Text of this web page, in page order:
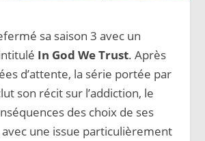
sa saison 3 avec un
In God We Trust. Après
d’attente, la série portée par
son récit sur l’addiction, le
des choix de ses
une issue particulièrement